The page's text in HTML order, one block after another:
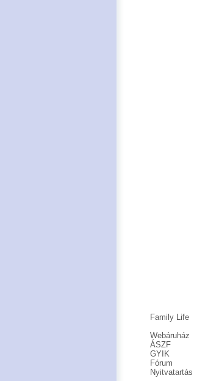
Family Life
Webáruház
ÁSZF
GYIK
Fórum
Nyitvatartás